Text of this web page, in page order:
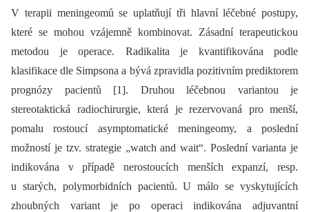
V terapii meningeomů se uplatňují tři hlavní léčebné postupy,
které se mohou vzájemně kombinovat. Zásadní terapeutickou
metodou je operace. Radikalita je kvantifikována podle
klasifikace dle Simpsona a bývá zpravidla pozitivním prediktorem
prognózy pacientů [1]. Druhou léčebnou variantou je
stereotaktická radiochirurgie, která je rezervovaná pro menší,
pomalu rostoucí asymptomatické meningeomy, a poslední
možností je tzv. strategie „watch and wait“. Poslední varianta je
indikována v případě nerostoucích menších expanzí, resp.
u starých, polymorbidních pacientů. U málo se vyskytujících
zhoubných variant je po operaci indikována adjuvantní